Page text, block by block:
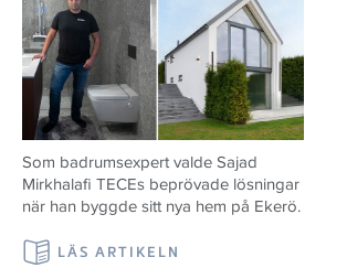
Som badrumsexpert valde Sajad
Mirkhalafi TECEs beprövade lösningar
när han byggde sitt nya hem på Ekerö.
LÄS ARTIKELN